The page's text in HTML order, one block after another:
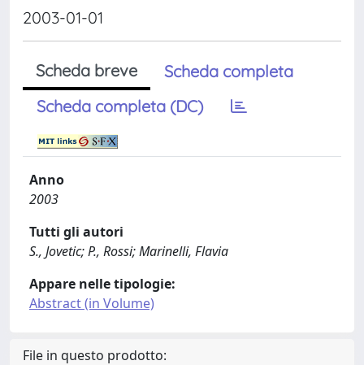
2003-01-01
Scheda breve
Scheda completa
Scheda completa (DC)
Anno
2003
Tutti gli autori
S., Jovetic; P., Rossi; Marinelli, Flavia
Appare nelle tipologie:
Abstract (in Volume)
File in questo prodotto: